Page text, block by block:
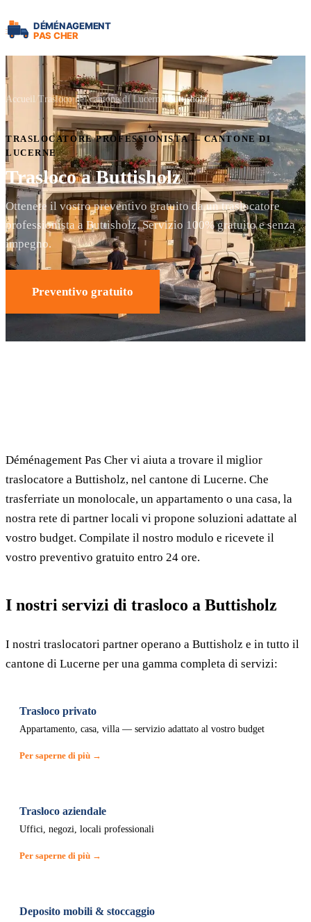
Accueil Trasloco nel cantone di Lucerne Buttisholz
TRASLOCATORE PROFESSIONISTA — CANTONE DI
LUCERNE
Trasloco a Buttisholz
Ottenete il vostro preventivo gratuito da un traslocatore
professionista a Buttisholz. Servizio 100% gratuito e senza
impegno.
Preventivo gratuito
Déménagement Pas Cher vi aiuta a trovare il miglior
traslocatore a Buttisholz, nel cantone di Lucerne. Che
trasferriate un monolocale, un appartamento o una casa, la
nostra rete di partner locali vi propone soluzioni adattate al
vostro budget. Compilate il nostro modulo e ricevete il
vostro preventivo gratuito entro 24 ore.
I nostri servizi di trasloco a Buttisholz
I nostri traslocatori partner operano a Buttisholz e in tutto il
cantone di Lucerne per una gamma completa di servizi:
Trasloco privato
Appartamento, casa, villa — servizio adattato al vostro budget
Per saperne di più →
Trasloco aziendale
Uffici, negozi, locali professionali
Per saperne di più →
Deposito mobili & stoccaggio